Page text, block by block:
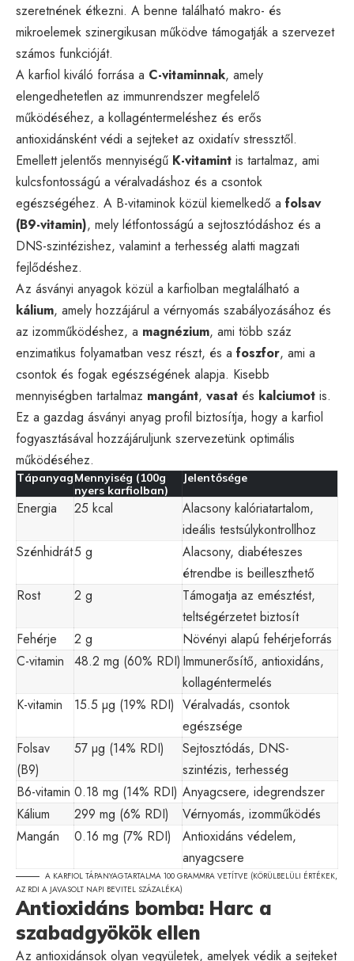
szeretnének étkezni. A benne található makro- és
mikroelemek szinergikusan működve támogatják a szervezet
számos funkcióját.
A karfiol kiváló forrása a C-vitaminnak, amely
elengedhetetlen az immunrendszer megfelelő
működéséhez, a kollagéntermeléshez és erős
antioxidánsként védi a sejteket az oxidatív stressztől.
Emellett jelentős mennyiségű K-vitamint is tartalmaz, ami
kulcsfontosságú a véralvadáshoz és a csontok
egészségéhez. A B-vitaminok közül kiemelkedő a folsav
(B9-vitamin), mely létfontosságú a sejtosztódáshoz és a
DNS-szintézishez, valamint a terhesség alatti magzati
fejlődéshez.
Az ásványi anyagok közül a karfiolban megtalálható a
kálium, amely hozzájárul a vérnyomás szabályozásához és
az izomműködéshez, a magnézium, ami több száz
enzimatikus folyamatban vesz részt, és a foszfor, ami a
csontok és fogak egészségének alapja. Kisebb
mennyiségben tartalmaz mangánt, vasat és kalciumot is.
Ez a gazdag ásványi anyag profil biztosítja, hogy a karfiol
fogyasztásával hozzájáruljunk szervezetünk optimális
működéséhez.
TápanyagMennyiség (100g
nyers karfiolban)
Jelentősége
Energia 25 kcal
Alacsony kalóriatartalom,
ideális testsúlykontrollhoz
Szénhidrát5 g
Alacsony, diabéteszes
étrendbe is beilleszthető
Rost
2 g
Támogatja az emésztést,
teltségérzetet biztosít
Fehérje
2 g
Növényi alapú fehérjeforrás
C-vitamin
48.2 mg (60% RDI) Immunerősítő, antioxidáns,
kollagéntermelés
K-vitamin
15.5 µg (19% RDI) Véralvadás, csontok
egészsége
Folsav
(B9)
57 µg (14% RDI)
Sejtosztódás, DNS-
szintézis, terhesség
B6-vitamin 0.18 mg (14% RDI) Anyagcsere, idegrendszer
Kálium
299 mg (6% RDI)
Vérnyomás, izomműködés
Mangán
0.16 mg (7% RDI)
Antioxidáns védelem,
anyagcsere
A KARFIOL TÁPANYAGTARTALMA 100 GRAMMRA VETÍTVE (KÖRÜLBELÜLI ÉRTÉKEK,
AZ RDI A JAVASOLT NAPI BEVITEL SZÁZALÉKA)
Antioxidáns bomba: Harc a
szabadgyökök ellen
Az antioxidánsok olyan vegyületek, amelyek védik a sejteket